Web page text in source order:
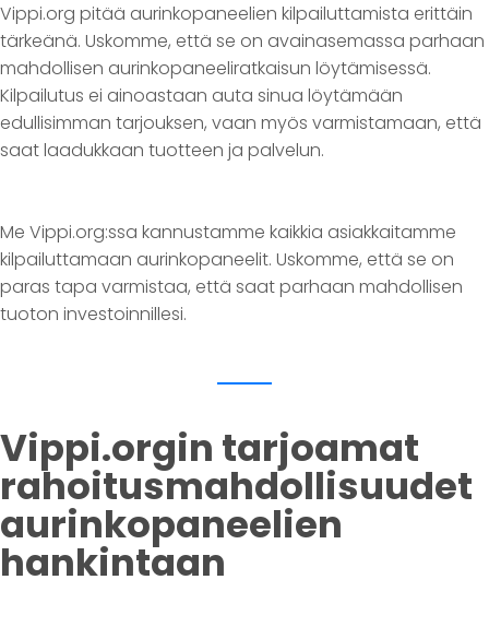
Vippi.org pitää aurinkopaneelien kilpailuttamista erittäin
tärkeänä. Uskomme, että se on avainasemassa parhaan
mahdollisen aurinkopaneeliratkaisun löytämisessä.
Kilpailutus ei ainoastaan auta sinua löytämään
edullisimman tarjouksen, vaan myös varmistamaan, että
saat laadukkaan tuotteen ja palvelun.
Me Vippi.org:ssa kannustamme kaikkia asiakkaitamme
kilpailuttamaan aurinkopaneelit. Uskomme, että se on
paras tapa varmistaa, että saat parhaan mahdollisen
tuoton investoinnillesi.
Vippi.orgin tarjoamat
rahoitusmahdollisuudet
aurinkopaneelien
hankintaan